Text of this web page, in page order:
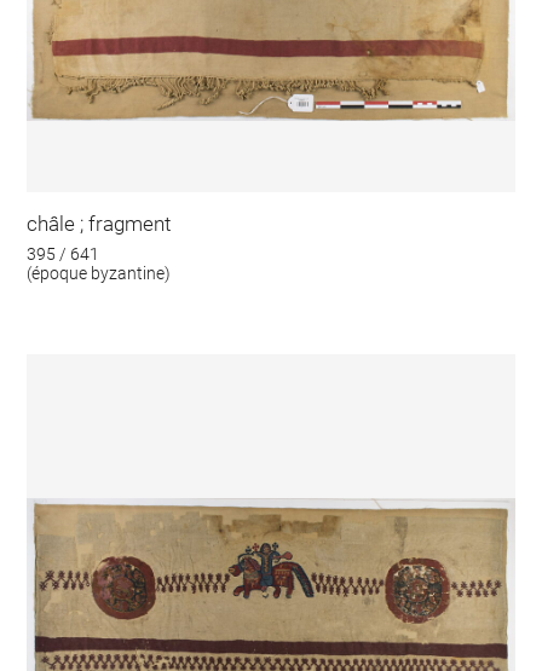
châle ; fragment
395 / 641
(époque byzantine)